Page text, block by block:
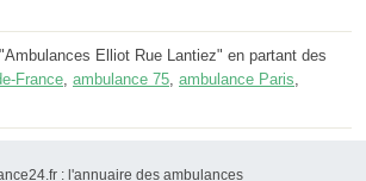
Elliot Rue Lantiez" en partant des
France, ambulance 75, ambulance Paris,
: l'annuaire des ambulances